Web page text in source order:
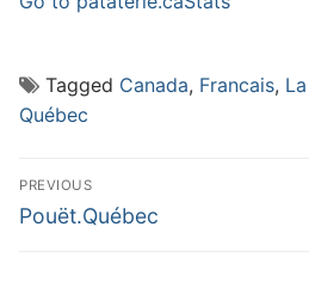
Tagged Canada, Francais,
Québec
Post
navigation
PREVIOUS
Previous
Pouët.Québec